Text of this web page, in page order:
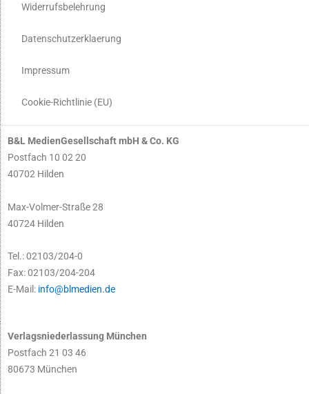
Widerrufsbelehrung
Datenschutzerklaerung
Impressum
Cookie-Richtlinie (EU)
B&L MedienGesellschaft mbH & Co. KG
Postfach 10 02 20
40702 Hilden
Max-Volmer-Straße 28
40724 Hilden
Tel.: 02103/204-0
Fax: 02103/204-204
E-Mail: info@blmedien.de
Verlagsniederlassung München
Postfach 21 03 46
80673 München